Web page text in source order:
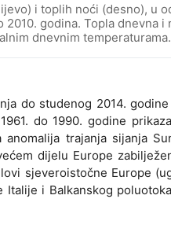
i toplih noći (desno), u
godina. Topla dnevna i
dnevnim temperaturama.
do studenog 2014.
do 1990. godine
trajanja sijanja
dijelu Europe
sjeveroistočne Europe
i Balkanskog